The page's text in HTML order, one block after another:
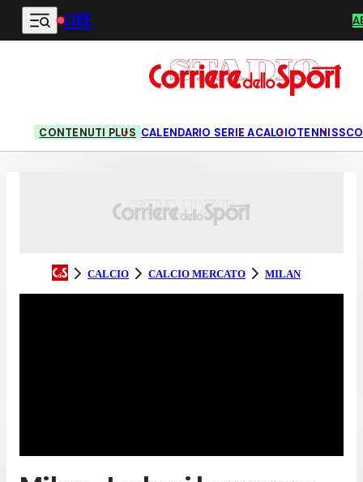
Vai al contenuto principale
LIVE
CONTENUTI PLUS CALENDARIO SERIE ACALCIOTENNIS
CALCIO CALCIO MERCATO MILAN